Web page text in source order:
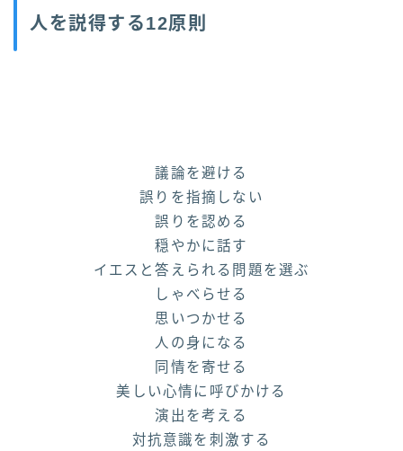
人を説得する12原則
議論を避ける
誤りを指摘しない
誤りを認める
穏やかに話す
イエスと答えられる問題を選ぶ
しゃべらせる
思いつかせる
人の身になる
同情を寄せる
美しい心情に呼びかける
演出を考える
対抗意識を刺激する